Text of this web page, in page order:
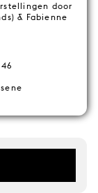
door
& Fabienne